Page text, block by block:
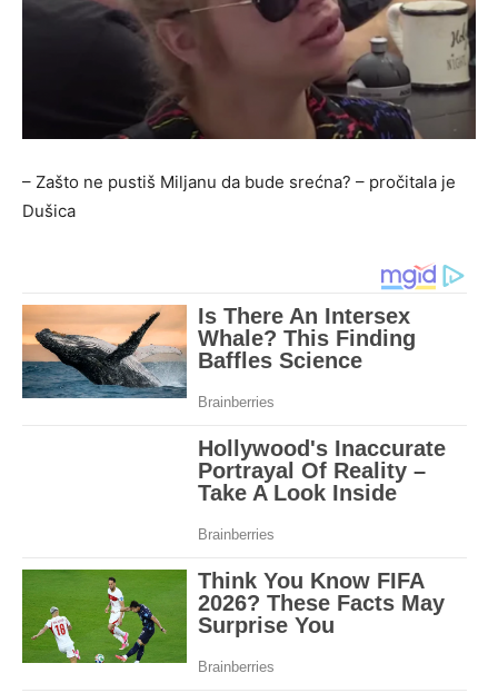
– Zašto ne pustiš Miljanu da bude srećna? – pročitala je
Dušica